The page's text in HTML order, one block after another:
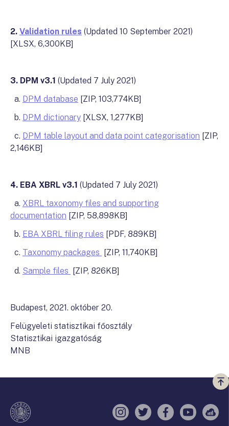
2. Validation rules (Updated 10 September 2021)
[XLSX, 6,300KB]
3. DPM v3.1 (Updated 7 July 2021)
a. DPM database [ZIP, 103,774KB]
b. DPM dictionary [XLSX, 1,277KB]
c. DPM table layout and data point categorisation [ZIP,
2,146KB]
4. EBA XBRL v3.1 (Updated 7 July 2021)
a. XBRL taxonomy files and supporting
documentation [ZIP, 58,898KB]
b. EBA XBRL filing rules [PDF, 889KB]
c. Taxonomy packages [ZIP, 11,740KB]
d. Sample files [ZIP, 826KB]
Budapest, 2021. október 20.
Felügyeleti statisztikai főosztály
Statisztikai igazgatóság
MNB
a
Instagram
TwitterFacebook
YouTube